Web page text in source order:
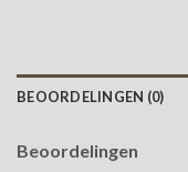
BEOORDELINGEN (0)
Beoordelingen